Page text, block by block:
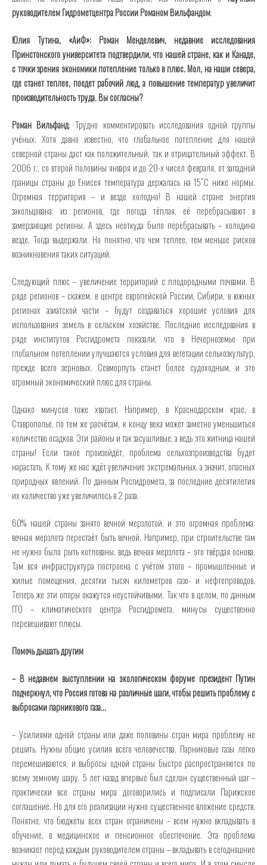
руководителем Гидро­метцентра России Романом Вильфандом.
Юлия Тутина, «АиФ»: Роман Менделевич, недавние исследования
Принстонского университета подтвердили, что нашей стране, как и Канаде,
с точки зрения экономики потепление только в плюс. Мол, на наши севера,
где станет теплее, поедет рабочий люд, а повышение температур увеличит
производительность труда. Вы согласны?
Роман Вильфанд: Трудно комментировать исследования одной группы
учёных. Хотя давно известно, что глобальное потепление для нашей
северной страны даст как положительный, так и отрицательный эффект. В
2006 г., со второй половины января и до 20-х чисел февраля, от западной
границы страны до Енисея температура держалась на 15˚С ниже нормы.
Огромная территория – и везде холодно! В нашей стране энергия
закольцована: из регионов, где погода тёплая, её перебрасывают в
замерзающие регионы. А здесь неоткуда было перебрасывать – холодина
везде. Тогда выдержали. Но понятно, что чем теплее, тем меньше рисков
возникновения таких ситуаций.
Следующий плюс – увеличение территорий с плодородными почвами. В
ряде регионов – скажем, в центре европейской России, Сибири, в южных
регионах азиатской части – будут создаваться хорошие условия для
использования земель в сельском хозяйстве. Последние исследования в
ряде институтов Росгидромета показали, что в Нечерноземье при
глобальном потеплении улучшаются условия для вегетации сельхозкультур,
прежде всего зерновых. Севморпуть станет более судоходным, и это
огромный экономический плюс для страны.
Однако минусов тоже хватает. Например, в Краснодарском крае, в
Ставрополье, по тем же расчётам, к концу века может заметно уменьшиться
количество осадков. Эти районы и так засушливые, а ведь это житница нашей
страны! Если такое произойдёт, проблема сельхозпроизводства будет
нарастать. К тому же нас ждёт увеличение экстремальных, а значит, опасных
природных явлений. По данным Росгидромета, за последние десятилетия
их количество уже увеличилось в 2 раза.
60% нашей страны занято вечной мерзлотой, и это огромная проблема:
вечная мерзлота перестаёт быть вечной. Например, при строительстве там
не нужно было рыть котлованы, ведь вечная мерзлота – это твёрдая основа.
Там вся инфраструктура построена с учётом этого – промышленные и
жилые помещения, десятки тысяч километров газо- и нефтепроводов.
Теперь же эти опоры окажутся неустойчивыми. Так что в целом, по данным
ГГО – климатического центра Росгидромета, минусы существенно
перевешивают плюсы.
Помочь дышать другим
– В недавнем выступлении на экологическом форуме президент Путин
подчеркнул, что Россия готова на различные шаги, чтобы решить проблему с
выбросами парникового газа…
– Усилиями одной страны или даже половины стран мира проблему не
решить. Нужны общие усилия всего человечества. Парниковые газы легко
перемешиваются, и выбросы одной страны быстро распространяются по
всему земному шару. 5 лет назад впервые был сделан существенный шаг –
практически все страны мира договорились и подписали Парижское
соглашение. Но для его реализации нужно существенное вложение средств.
Понятно, что бюджеты всех стран ограничены – всем нужно вкладывать в
обучение, в медицинское и пенсионное обеспечение. Эта проблема
возникает перед каждым руководителем страны – вкладывать в сегодняшние